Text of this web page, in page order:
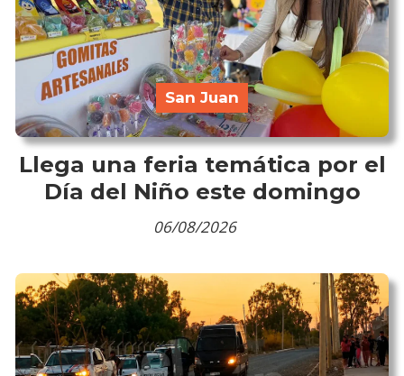
Llega una feria temática por el
Día del Niño este domingo
San Juan
06/08/2026